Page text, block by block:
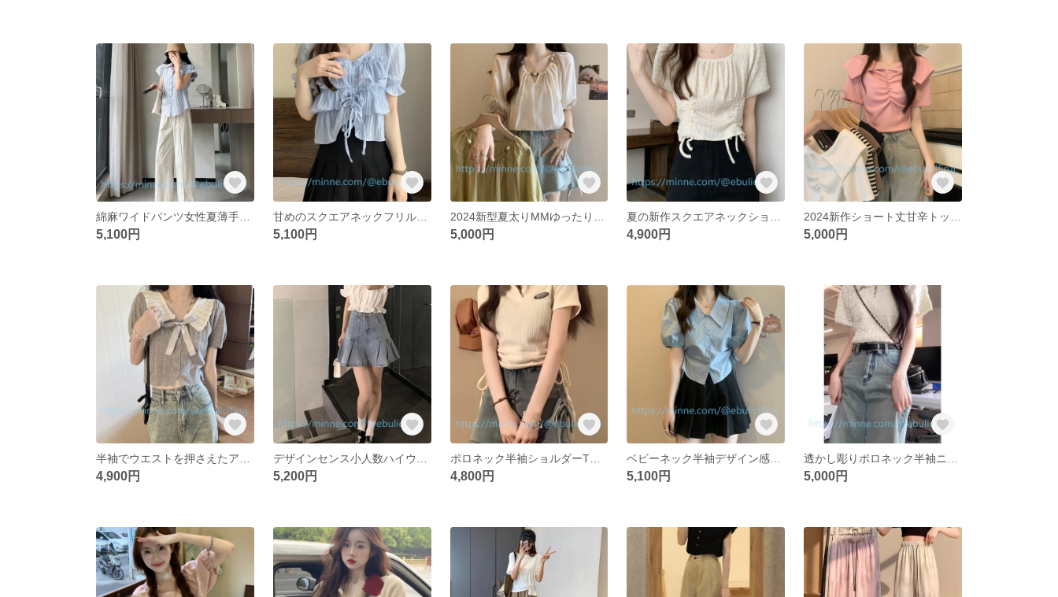
5,100円
甘めのスクエアネックフリルのプリーツトップスで痩せ見えカバー肉泡スリーブのシックなトップス
5,100円 5,000円 4,900円 5,000円
4,900円 5,200円
ポロネック半袖ショルダーTシャツ2024新デザイン感小人数甘ギャルショート丈トップス
4,800円 5,100円 5,000円